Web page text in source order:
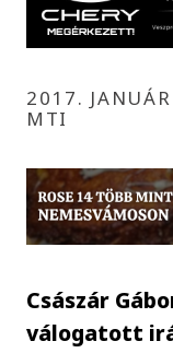
2017.
MTI
Császár
válogatott